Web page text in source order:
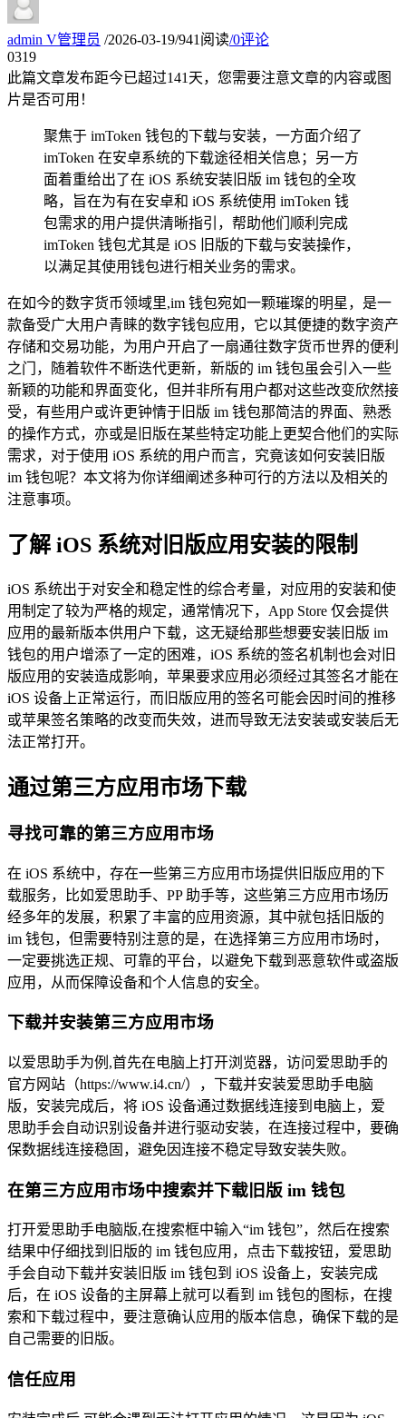
admin V管理员 /2026-03-19/941阅读/0评论
0319
此篇文章发布距今已超过141 天，您需要注意文章的内容或图
片是否可用！
聚焦于 imToken 钱包的下载与安装，一方面介绍了
imToken 在安卓系统的下载途径相关信息；另一方
面着重给出了在 iOS 系统安装旧版 im 钱包的全攻
略，旨在为有在安卓和 iOS 系统使用 imToken 钱
包需求的用户提供清晰指引，帮助他们顺利完成
imToken 钱包尤其是 iOS 旧版的下载与安装操作，
以满足其使用钱包进行相关业务的需求。
在如今的数字货币领域里,im 钱包宛如一颗璀璨的明星，是一
款备受广大用户青睐的数字钱包应用，它以其便捷的数字资产
存储和交易功能，为用户开启了一扇通往数字货币世界的便利
之门，随着软件不断迭代更新，新版的 im 钱包虽会引入一些
新颖的功能和界面变化，但并非所有用户都对这些改变欣然接
受，有些用户或许更钟情于旧版 im 钱包那简洁的界面、熟悉
的操作方式，亦或是旧版在某些特定功能上更契合他们的实际
需求，对于使用 iOS 系统的用户而言，究竟该如何安装旧版
im 钱包呢？本文将为你详细阐述多种可行的方法以及相关的
注意事项。
了解 iOS 系统对旧版应用安装的限制
iOS 系统出于对安全和稳定性的综合考量，对应用的安装和使
用制定了较为严格的规定，通常情况下，App Store 仅会提供
应用的最新版本供用户下载，这无疑给那些想要安装旧版 im
钱包的用户增添了一定的困难，iOS 系统的签名机制也会对旧
版应用的安装造成影响，苹果要求应用必须经过其签名才能在
iOS 设备上正常运行，而旧版应用的签名可能会因时间的推移
或苹果签名策略的改变而失效，进而导致无法安装或安装后无
法正常打开。
通过第三方应用市场下载
寻找可靠的第三方应用市场
在 iOS 系统中，存在一些第三方应用市场提供旧版应用的下
载服务，比如爱思助手、PP 助手等，这些第三方应用市场历
经多年的发展，积累了丰富的应用资源，其中就包括旧版的
im 钱包，但需要特别注意的是，在选择第三方应用市场时，
一定要挑选正规、可靠的平台，以避免下载到恶意软件或盗版
应用，从而保障设备和个人信息的安全。
下载并安装第三方应用市场
以爱思助手为例,首先在电脑上打开浏览器，访问爱思助手的
官方网站（https://www.i4.cn/），下载并安装爱思助手电脑
版，安装完成后，将 iOS 设备通过数据线连接到电脑上，爱
思助手会自动识别设备并进行驱动安装，在连接过程中，要确
保数据线连接稳固，避免因连接不稳定导致安装失败。
在第三方应用市场中搜索并下载旧版 im 钱包
打开爱思助手电脑版,在搜索框中输入“im 钱包”，然后在搜索
结果中仔细找到旧版的 im 钱包应用，点击下载按钮，爱思助
手会自动下载并安装旧版 im 钱包到 iOS 设备上，安装完成
后，在 iOS 设备的主屏幕上就可以看到 im 钱包的图标，在搜
索和下载过程中，要注意确认应用的版本信息，确保下载的是
自己需要的旧版。
信任应用